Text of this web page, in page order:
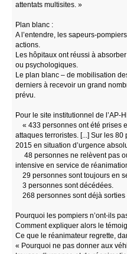
attentats multisites. »
Plan blanc :
A l’entendre, les sapeurs-
actions.
Les hôpitaux ont réussi à
ou psychologiques.
Le plan blanc – de mobilisation
derniers à recevoir un grand
prévu.
Pour le site institutionnel de l’AP-
« 433 personnes ont été prises
attaques terroristes. [...] Sur les
2015 en situation d’urgence
48 personnes ne relèvent pas
intensive en service de
29 personnes sont toujours en
3 personnes sont décédées.
268 personnes sont déjà sorties
Pourquoi les pompiers n’ont-ils
Comment expliquer alors le
Ce que le réanimateur regrette,
« Pourquoi ne pas donner aux